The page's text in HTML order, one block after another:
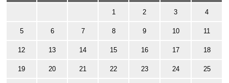
1 2 3 4
5 6 7 8 9 10 11
12 13 14 15 16 17 18
19 20 21 22 23 24 25